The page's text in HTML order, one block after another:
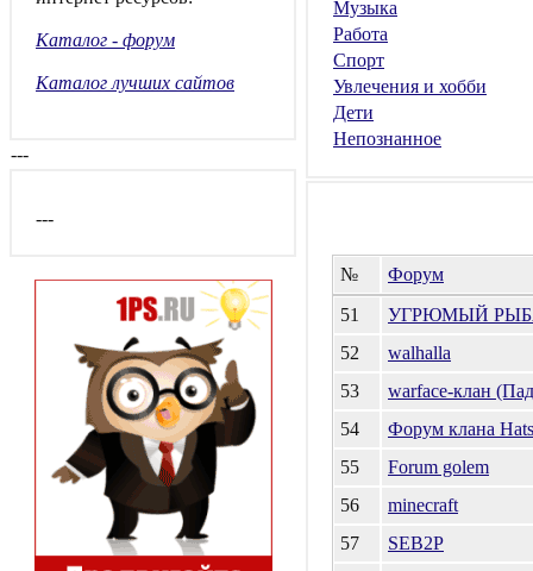
Каталог - форум
Каталог лучших сайтов
---
---
Музыка
Работа
Спорт
Увлечения и хобби
Дети
Непознанное
№
Форум
51
УГРЮМЫЙ
52
walhalla
53
warface-клан
54
Форум клана
55
Forum golem
56
minecraft
57
SEB2P